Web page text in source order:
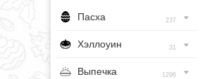
Пасха 237
Хэллоуин 31
Выпечка 1296